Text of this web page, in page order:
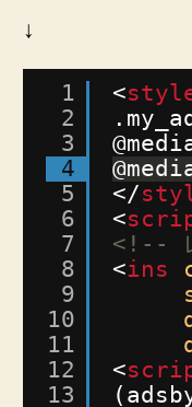
↓
1
2
3
4
5
6
7
8
9
10
11
12
13
<
</
<
<!--
<ins
<